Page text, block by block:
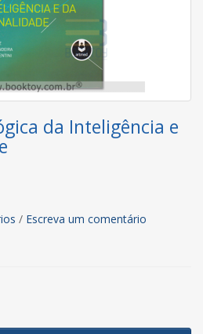
da Inteligência e
/ Escreva um comentário